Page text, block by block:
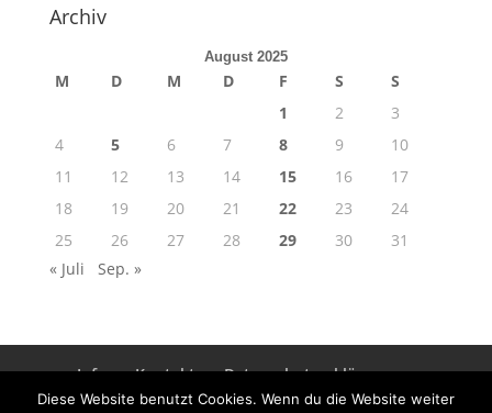
Archiv
August 2025
M D M D F S
S
1
2
3
4
5 6 7 8 9
10
11
12 13 14 15 16
17
18
19 20 21 22 23
24
25
26 27 28 29 30
31
« Juli
Sep. »
Info Kontakt
Datenschutzerklärung
Impressum
Diese Website benutzt Cookies. Wenn du die Website weiter